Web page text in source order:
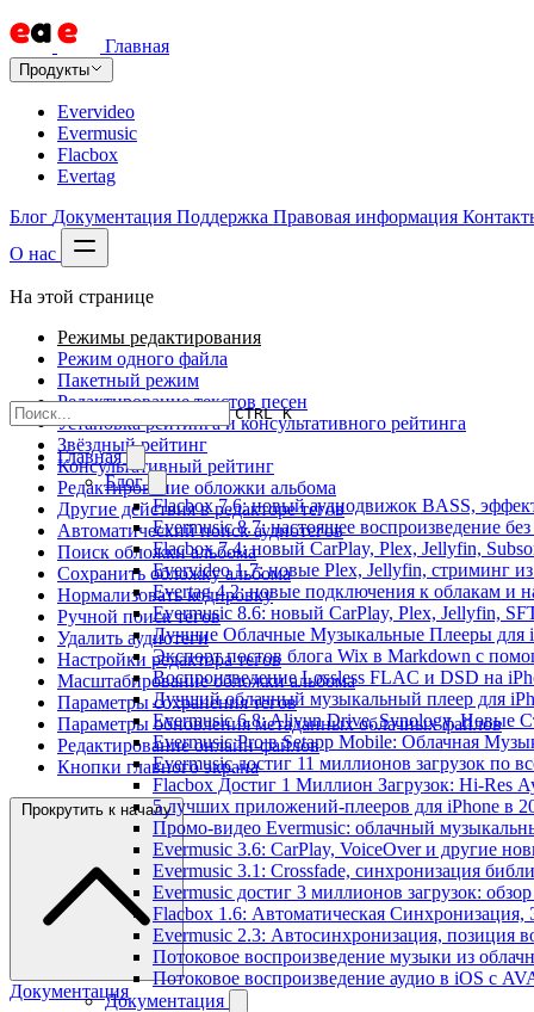
Главная
Продукты
Evervideo
Evermusic
Flacbox
Evertag
Блог Документация Поддержка Правовая информация
О нас
CTRL K
Главная
Блог
Flacbox 7.6: новый аудиодвижок BASS,
Evermusic 8.7: настоящее воспроизведение
Flacbox 7.4: новый CarPlay, Plex, Jellyfin,
Evervideo 1.7: новые Plex, Jellyfin, стриминг
Evertag 4.2: новые подключения к облакам и
Evermusic 8.6: новый CarPlay, Plex, Jellyfin,
Лучшие Облачные Музыкальные Плееры для
Экспорт постов блога Wix в Markdown с
Воспроизведение Lossless FLAC и DSD на
Лучший облачный музыкальный плеер для
Evermusic 6.8: Aliyun Drive, Synology, Новые
Evermusic Pro в Setapp Mobile: Облачная
Evermusic достиг 11 миллионов загрузок по
Flacbox Достиг 1 Миллион Загрузок: Hi-Res
5 лучших приложений-плееров для iPhone в
Промо-видео Evermusic: облачный
Evermusic 3.6: CarPlay, VoiceOver и другие
Evermusic 3.1: Crossfade, синхронизация
Evermusic достиг 3 миллионов загрузок:
Flacbox 1.6: Автоматическая
Evermusic 2.3: Автосинхронизация, позиция
Потоковое воспроизведение музыки из
Потоковое воспроизведение аудио в iOS с
Документация
На этой странице
Режимы редактирования
Режим одного файла
Пакетный режим
Редактирование текстов песен
Установка рейтинга и консультативного рейтинга
Звёздный рейтинг
Консультативный рейтинг
Редактирование обложки альбома
Другие действия в редакторе тегов
Автоматический поиск аудиотегов
Поиск обложки альбома
Сохранить обложку альбома
Нормализовать кодировку
Ручной поиск тегов
Удалить аудиотеги
Настройки редактора тегов
Масштабирование обложки альбома
Параметры сохранения тегов
Параметры обновления метаданных облачных файлов
Редактирование онлайн-файлов
Кнопки главного экрана
Прокрутить к началу
Документация